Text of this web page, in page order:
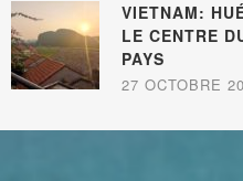
VIETNAM:
LE CENTRE
PAYS
27 OCTOBRE